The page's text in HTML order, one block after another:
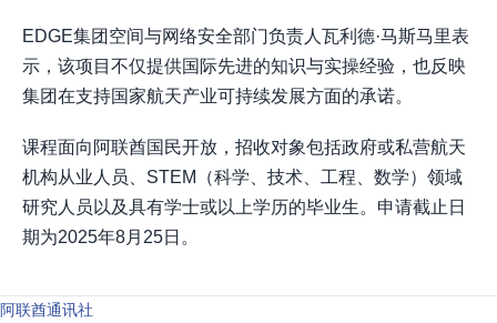
EDGE集团空间与网络安全部门负责人瓦利德·马斯马里表
示，该项目不仅提供国际先进的知识与实操经验，也反映
集团在支持国家航天产业可持续发展方面的承诺。
课程面向阿联酋国民开放，招收对象包括政府或私营航天
机构从业人员、STEM（科学、技术、工程、数学）领域
研究人员以及具有学士或以上学历的毕业生。申请截止日
期为2025年8月25日。
阿联酋通讯社